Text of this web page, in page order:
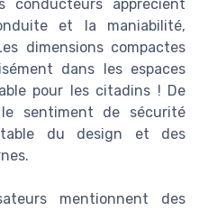
apprécient
et la maniabilité,
dimensions compactes
dans les espaces
pour les citadins ! De
sentiment de sécurité
du design et des
mentionnent des